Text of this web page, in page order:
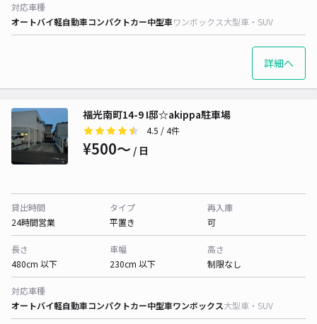
対応車種
オートバイ軽自動車コンパクトカー中型車ワンボックス大型車・SUV
詳細へ
福光南町14-9 I邸☆akippa駐車場
4.5 / 4件
¥500〜 / 日
貸出時間
24時間営業
タイプ
平置き
再入庫
可
長さ
480cm 以下
車幅
230cm 以下
高さ
制限なし
対応車種
オートバイ軽自動車コンパクトカー中型車ワンボックス大型車・SUV